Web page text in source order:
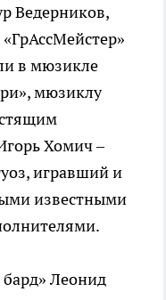
Ведерников,
в мюзикле
мюзиклу
Хомич –
игравший и
известными
Леонид